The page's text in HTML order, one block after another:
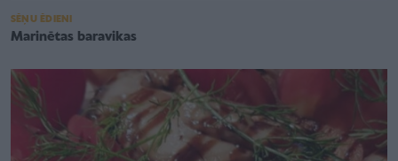
SĒŅU ĒDIENI
Marinētas baravikas